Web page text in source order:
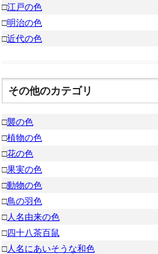
□江戸の色
□明治の色
□近代の色
その他のカテゴリ
□襲の色
□植物の色
□花の色
□果実の色
□動物の色
□鳥の羽色
□人名由来の色
□四十八茶百鼠
□人名にあいそうな和色